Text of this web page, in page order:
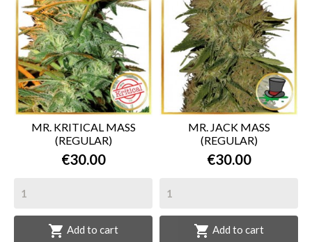
MR. KRITICAL MASS
(REGULAR)
€30.00
 Add to cart
MR. JACK MASS
(REGULAR)
€30.00
 Add to cart